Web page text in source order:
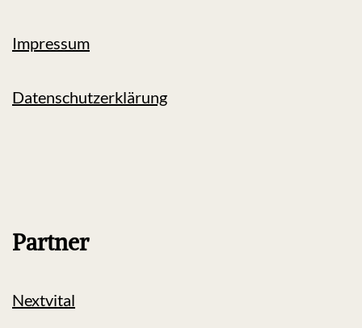
Impressum
Datenschutzerklärung
Partner
Nextvital